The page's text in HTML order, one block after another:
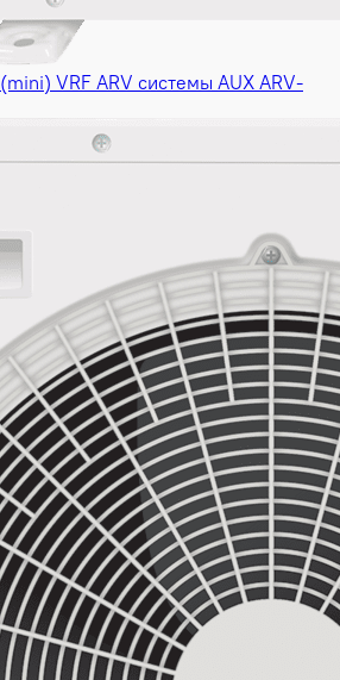
VRF ARV системы AUX ARV-